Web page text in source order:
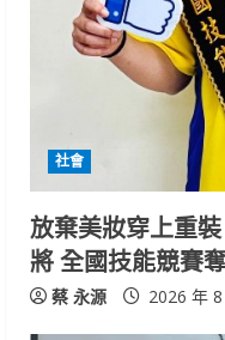
n
g
社會
放棄美妝穿上重
將 全國技能競賽
蔡 永源 2026 年